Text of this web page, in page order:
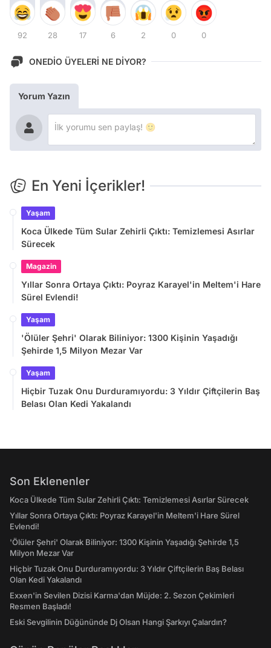
92 28 17 6 2 0 0
ONEDİO ÜYELERİ NE DİYOR?
Yorum Yazın
En Yeni İçerikler!
Yaşam
Koca Ülkede Tüm Sular Zehirli Çıktı: Temizlemesi Asırlar
Sürecek
Magazin
Yıllar Sonra Ortaya Çıktı: Poyraz Karayel'in Meltem'i Hare
Sürel Evlendi!
Yaşam
'Ölüler Şehri' Olarak Biliniyor: 1300 Kişinin Yaşadığı
Şehirde 1,5 Milyon Mezar Var
Yaşam
Hiçbir Tuzak Onu Durduramıyordu: 3 Yıldır Çiftçilerin Baş
Belası Olan Kedi Yakalandı
Son Eklenenler
Koca Ülkede Tüm Sular Zehirli Çıktı: Temizlemesi Asırlar Sürecek
Yıllar Sonra Ortaya Çıktı: Poyraz Karayel'in Meltem'i Hare Sürel
Evlendi!
'Ölüler Şehri' Olarak Biliniyor: 1300 Kişinin Yaşadığı Şehirde 1,5
Milyon Mezar Var
Hiçbir Tuzak Onu Durduramıyordu: 3 Yıldır Çiftçilerin Baş Belası
Olan Kedi Yakalandı
Exxen'in Sevilen Dizisi Karma'dan Müjde: 2. Sezon Çekimleri
Resmen Başladı!
Eski Sevgilinin Düğününde Dj Olsan Hangi Şarkıyı Çalardın?